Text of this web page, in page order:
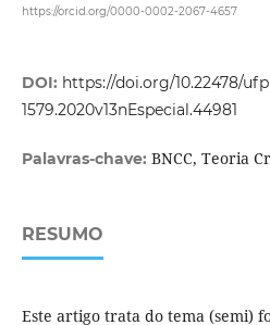
https://orcid.org/0000-0002-2067-4657
DOI: https://doi.org/10.22478/
1579.2020v13nEspecial.44981
Palavras-chave: BNCC, Teoria
RESUMO
Este artigo trata do tema (semi)